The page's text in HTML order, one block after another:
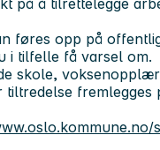
føres opp på
i tilfelle få varsel om.
skole,
fremlegges